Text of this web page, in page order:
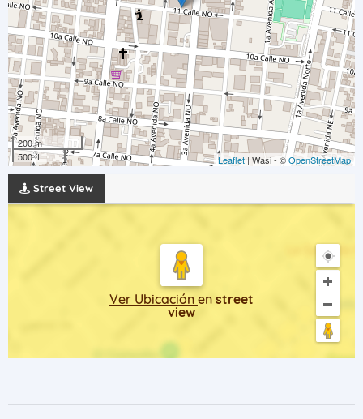
200 m
500 ft
Leaflet | Wasi - ©OpenStreetMap
Street View
Ver Ubicación en street
view